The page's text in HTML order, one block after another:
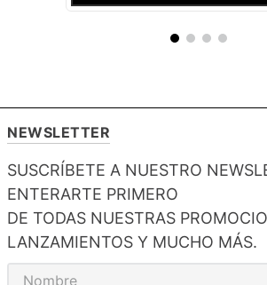
NEWSLETTER
SUSCRÍBETE A NUESTRO
ENTERARTE PRIMERO
DE TODAS NUESTRAS
LANZAMIENTOS Y MUCHO MÁS.